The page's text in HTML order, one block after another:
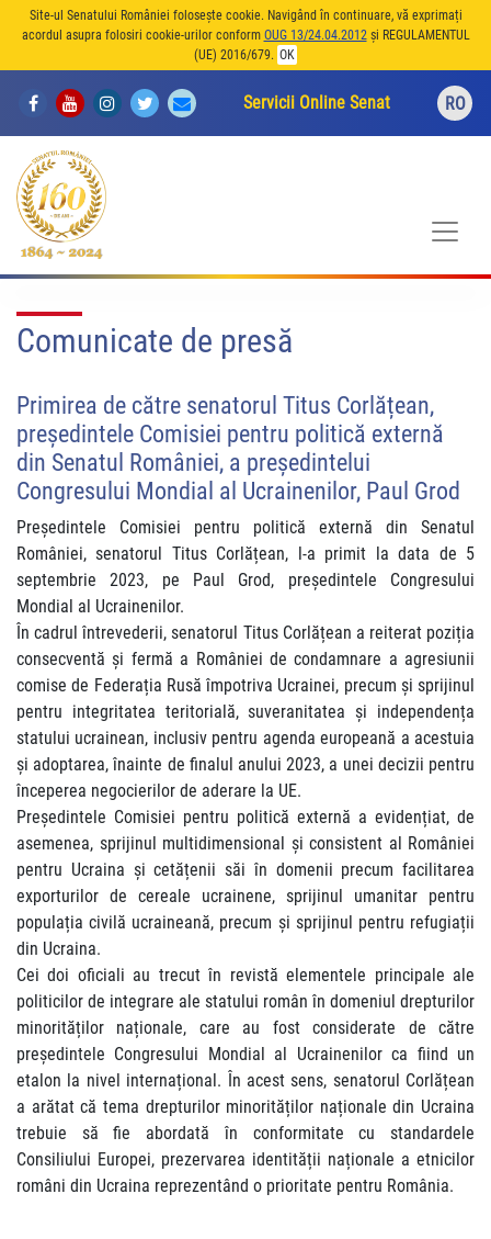
Site-ul Senatului României folosește cookie. Navigând în continuare, vă exprimați
acordul asupra folosiri cookie-urilor conform OUG 13/24.04.2012și REGULAMENTUL
(UE) 2016/679. OK
Servicii Online Senat RO
Comunicate de presă
Primirea de către senatorul Titus Corlățean,
președintele Comisiei pentru politică externă
din Senatul României, a președintelui
Congresului Mondial al Ucrainenilor, Paul Grod
Președintele Comisiei pentru politică externă din Senatul
României, senatorul Titus Corlățean, l-a primit la data de 5
septembrie 2023, pe Paul Grod, președintele Congresului
Mondial al Ucrainenilor.
În cadrul întrevederii, senatorul Titus Corlățean a reiterat poziția
consecventă și fermă a României de condamnare a agresiunii
comise de Federația Rusă împotriva Ucrainei, precum și sprijinul
pentru integritatea teritorială, suveranitatea și independența
statului ucrainean, inclusiv pentru agenda europeană a acestuia
și adoptarea, înainte de finalul anului 2023, a unei decizii pentru
începerea negocierilor de aderare la UE.
Președintele Comisiei pentru politică externă a evidențiat, de
asemenea, sprijinul multidimensional și consistent al României
pentru Ucraina și cetățenii săi în domenii precum facilitarea
exporturilor de cereale ucrainene, sprijinul umanitar pentru
populația civilă ucraineană, precum și sprijinul pentru refugiații
din Ucraina.
Cei doi oficiali au trecut în revistă elementele principale ale
politicilor de integrare ale statului român în domeniul drepturilor
minorităților naționale, care au fost considerate de către
președintele Congresului Mondial al Ucrainenilor ca fiind un
etalon la nivel internațional. În acest sens, senatorul Corlățean
a arătat că tema drepturilor minorităților naționale din Ucraina
trebuie să fie abordată în conformitate cu standardele
Consiliului Europei, prezervarea identității naționale a etnicilor
români din Ucraina reprezentând o prioritate pentru România.